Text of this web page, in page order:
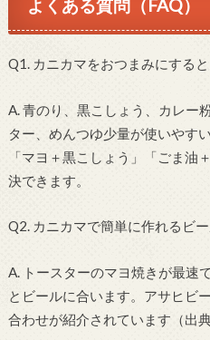
よくある質問（FAQ）
Q1. カニカマをおつまみにする
A. 青のり、黒こしょう、カレー
ター、めんつゆ少量が使いやす
「マヨ＋黒こしょう」「ごま油
決できます。
Q2. カニカマで簡単に作れるビ
A. トースターのマヨ焼きが最速
とビールに合います。アサヒビ
合わせが紹介されています（出典